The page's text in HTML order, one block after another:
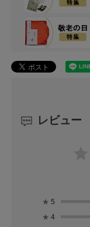
レビュー
★ 5
★ 4